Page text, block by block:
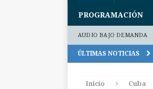
PROGRAMACIÓN
AUDIO BAJO DEMANDA
ÚLTIMAS NOTICIAS
Inicio Cuba